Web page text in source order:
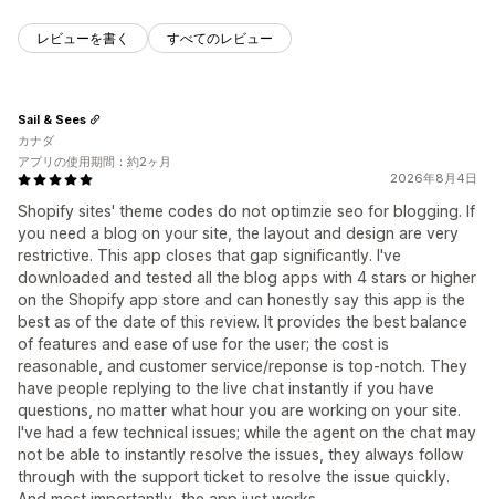
レビューを書く すべてのレビュー
2026年8月4日
Shopify sites' theme codes do not optimzie seo for blogging. If
you need a blog on your site, the layout and design are very
restrictive. This app closes that gap significantly. I've
downloaded and tested all the blog apps with 4 stars or higher
on the Shopify app store and can honestly say this app is the
best as of the date of this review. It provides the best balance
of features and ease of use for the user; the cost is
reasonable, and customer service/reponse is top-notch. They
have people replying to the live chat instantly if you have
questions, no matter what hour you are working on your site.
I've had a few technical issues; while the agent on the chat may
not be able to instantly resolve the issues, they always follow
through with the support ticket to resolve the issue quickly.
Sail & Sees
カナダ
アプリの使用期間：約2ヶ月